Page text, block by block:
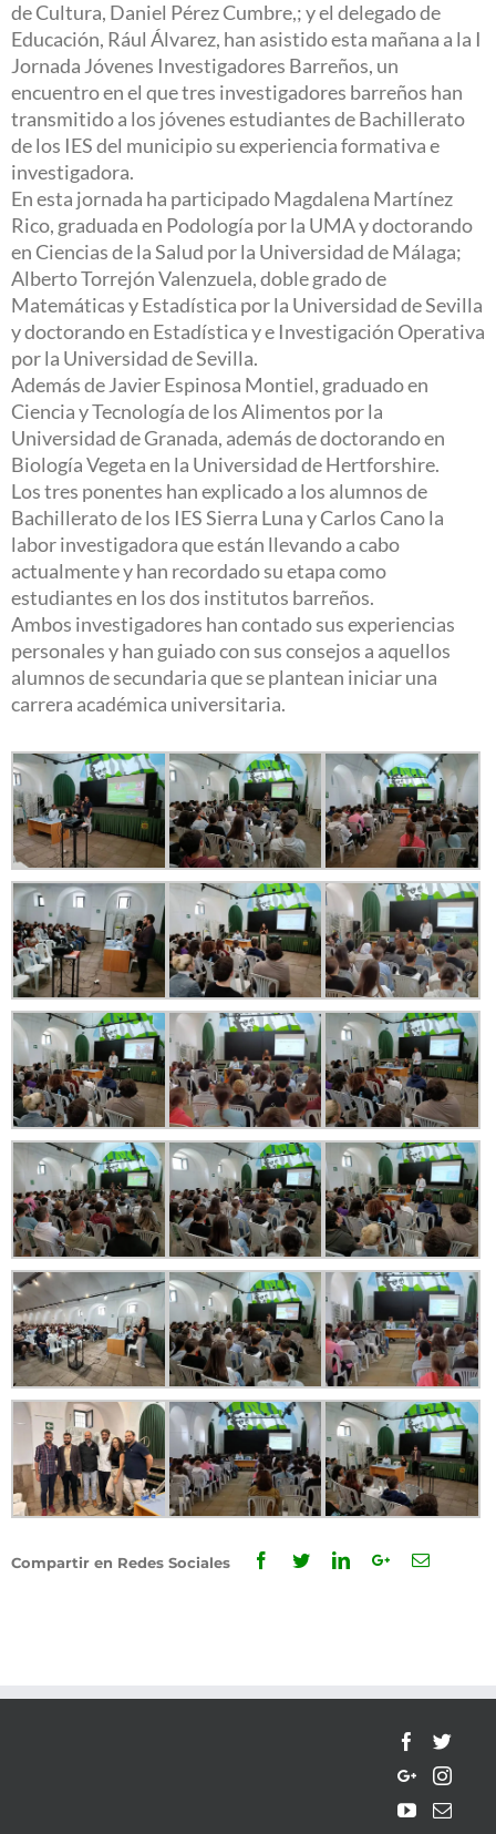
de Cultura, Daniel Pérez Cumbre,; y el delegado de
Educación, Rául Álvarez, han asistido esta mañana a la I
Jornada Jóvenes Investigadores Barreños, un
encuentro en el que tres investigadores barreños han
transmitido a los jóvenes estudiantes de Bachillerato
de los IES del municipio su experiencia formativa e
investigadora.
En esta jornada ha participado Magdalena Martínez
Rico, graduada en Podología por la UMA y doctorando
en Ciencias de la Salud por la Universidad de Málaga;
Alberto Torrejón Valenzuela, doble grado de
Matemáticas y Estadística por la Universidad de Sevilla
y doctorando en Estadística y e Investigación Operativa
por la Universidad de Sevilla.
Además de Javier Espinosa Montiel, graduado en
Ciencia y Tecnología de los Alimentos por la
Universidad de Granada, además de doctorando en
Biología Vegeta en la Universidad de Hertforshire.
Los tres ponentes han explicado a los alumnos de
Bachillerato de los IES Sierra Luna y Carlos Cano la
labor investigadora que están llevando a cabo
actualmente y han recordado su etapa como
estudiantes en los dos institutos barreños.
Ambos investigadores han contado sus experiencias
personales y han guiado con sus consejos a aquellos
alumnos de secundaria que se plantean iniciar una
carrera académica universitaria.
Compartir en Redes Sociales Facebook
TwitterLinkedinGoogle+Email